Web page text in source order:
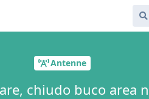
Antenne
chiudo buco area